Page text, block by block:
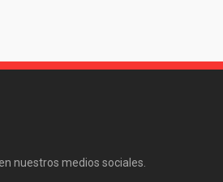
nuestros medios sociales.